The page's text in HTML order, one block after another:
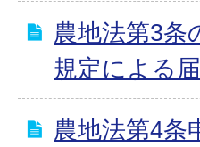
農地法第3条
規定による
農地法第4条